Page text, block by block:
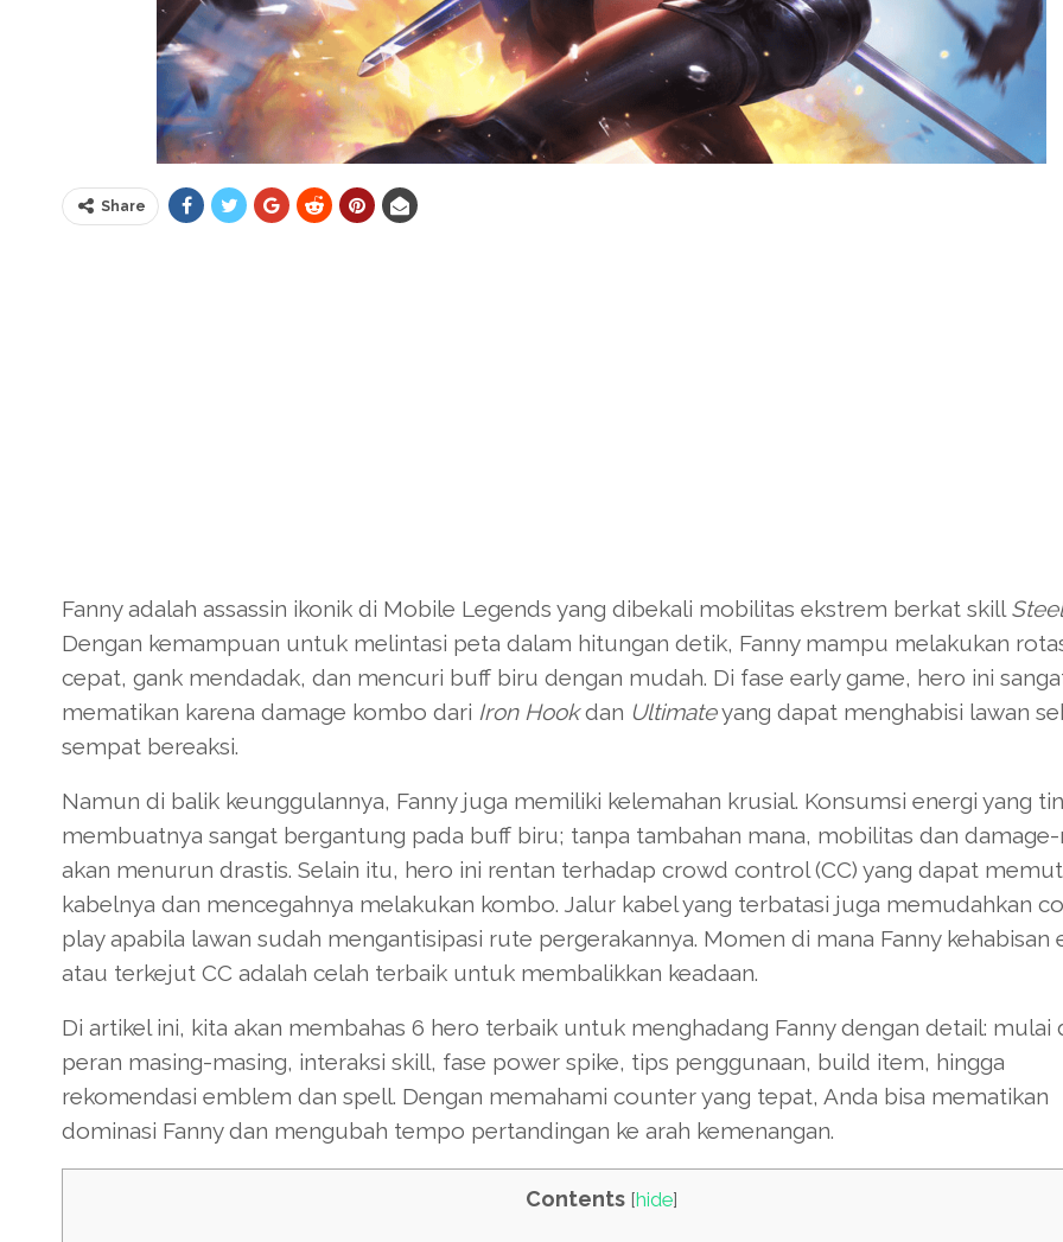
Share
Fanny adalah assassin ikonik di Mobile Legends yang dibekali mobilitas ekstrem berkat skill
Dengan kemampuan untuk melintasi peta dalam hitungan detik, Fanny mampu melakukan
cepat, gank mendadak, dan mencuri buff biru dengan mudah. Di fase early game, hero ini
mematikan karena damage kombo dari Iron Hookdan Ultimateyang dapat menghabisi lawan
sempat bereaksi.
Namun di balik keunggulannya, Fanny juga memiliki kelemahan krusial. Konsumsi energi yang
membuatnya sangat bergantung pada buff biru; tanpa tambahan mana, mobilitas dan damage-
akan menurun drastis. Selain itu, hero ini rentan terhadap crowd control (CC) yang dapat
kabelnya dan mencegahnya melakukan kombo. Jalur kabel yang terbatasi juga memudahkan
play apabila lawan sudah mengantisipasi rute pergerakannya. Momen di mana Fanny kehabisan
atau terkejut CC adalah celah terbaik untuk membalikkan keadaan.
Di artikel ini, kita akan membahas 6 hero terbaik untuk menghadang Fanny dengan detail: mulai
peran masing-masing, interaksi skill, fase power spike, tips penggunaan, build item, hingga
rekomendasi emblem dan spell. Dengan memahami counter yang tepat, Anda bisa mematikan
dominasi Fanny dan mengubah tempo pertandingan ke arah kemenangan.
Contents [hide]